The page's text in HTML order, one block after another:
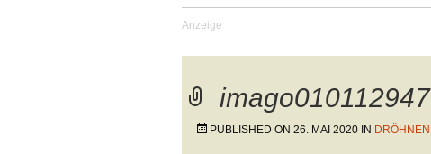
PUBLISHED ON 26. MAI 2020 IN